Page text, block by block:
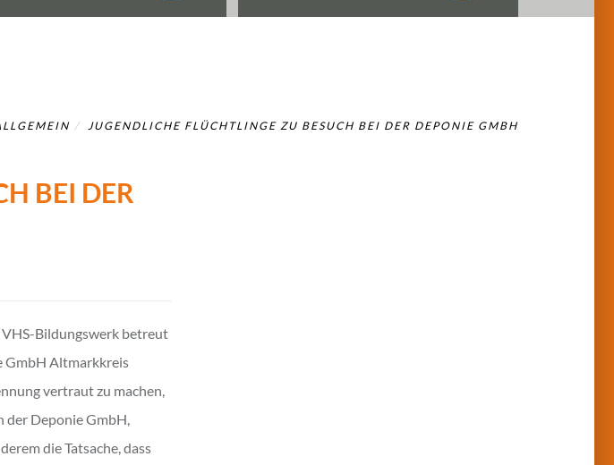
JUGENDLICHE FLÜCHTLINGE ZU BESUCH BEI DER DEPONIE GMBH
BEI DER
Bildungswerk betreut
GmbH Altmarkkreis
vertraut zu machen,
der Deponie GmbH,
die Tatsache, dass